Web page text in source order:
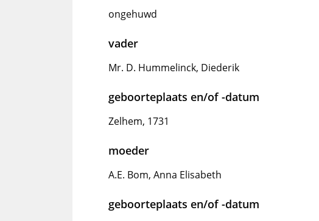
ongehuwd
vader
Mr. D. Hummelinck, Diederik
geboorteplaats en/of -datum
Zelhem, 1731
moeder
A.E. Bom, Anna Elisabeth
geboorteplaats en/of -datum